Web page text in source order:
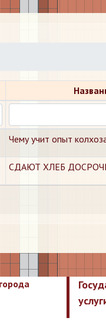
Чему учит опыт
СДАЮТ ХЛЕБ